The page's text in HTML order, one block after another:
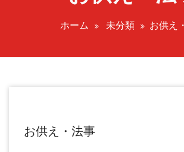
ホーム 未分類 お供え
お供え・法事